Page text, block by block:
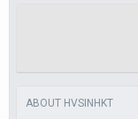
ABOUT HVSINHKT